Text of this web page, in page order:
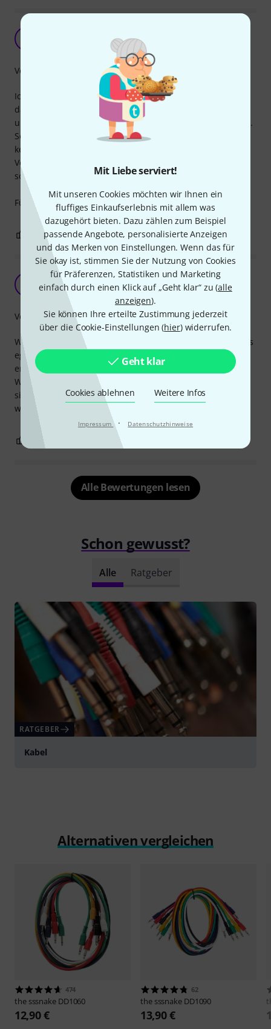
Mit Liebe serviert!
Mit unseren Cookies möchten wir Ihnen ein
fluffiges Einkaufserlebnis mit allem was
dazugehört bieten. Dazu zählen zum Beispiel
passende Angebote, personalisierte Anzeigen
und das Merken von Einstellungen. Wenn das für
Sie okay ist, stimmen Sie der Nutzung von Cookies
für Präferenzen, Statistiken und Marketing
einfach durch einen Klick auf „Geht klar“ zu (alle
anzeigen).
Sie können Ihre erteilte Zustimmung jederzeit
über die Cookie-Einstellungen (hier) widerrufen.
Geht klar
Cookies ablehnen Weitere Infos
Impressum · Datenschutzhinweise
Karl Schlach 01.03.2016
Ich verwende die Kabel für mein Homestudiorack und
darum habe ich mich für die kurze Variante entschieden,
um langen Kabelsalat und evtl. Signalverlust zu vermeiden.
Sound:
keinerlei Signalverlust, Rauschen o.ä. bemerkt.
Verarbeitung:
solide und flexibel.
Für diesen Preis sicherlich unschlagbar!
Verarbeitung
0 BEWERTUNG MELDEN
Tuen ihren Dienst
v4ll3_si 20.06.2021
Wir haben Kabel für unser Rack gesucht. Die Farbe war uns
egal, da die Kabel eh verbaut sind um nicht mehr sichtbar,
erleichtert aber die Zuordnung.
Wir können keinerlei Soundeinbußen feststellen, die Kabel
sitzen auch fest im Mischpult. Würde das Paket 100%
weiterempfehlen und direkt wiederkaufen!
Verarbeitung
BEWERTUNG MELDEN
Alle Bewertungen lesen
Schon gewusst?
Alle Ratgeber
RATGEBER
Kabel
Alternativen vergleichen
474
the sssnake DD1060
12,90 €
62
the sssnake DD1090
13,90 €